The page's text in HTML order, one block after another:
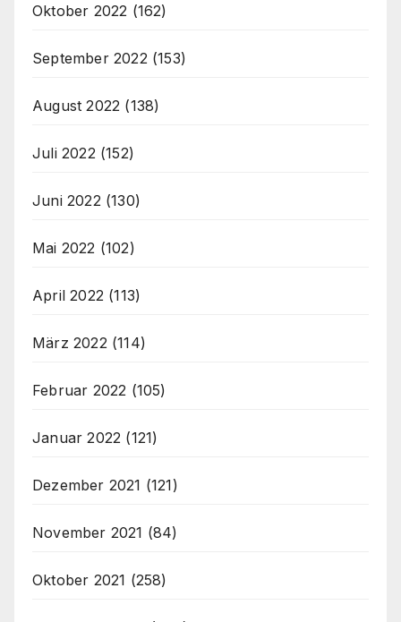
Oktober 2022 (162)
September 2022 (153)
August 2022 (138)
Juli 2022 (152)
Juni 2022 (130)
Mai 2022 (102)
April 2022 (113)
März 2022 (114)
Februar 2022 (105)
Januar 2022 (121)
Dezember 2021 (121)
November 2021 (84)
Oktober 2021 (258)